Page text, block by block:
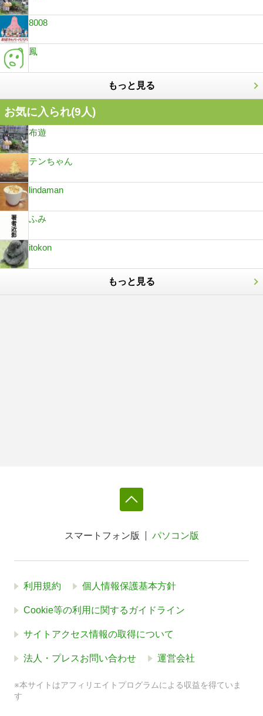
8008
鳳
もっと見る
お気に入られ(9人)
布遊
テンちゃん
lindaman
ふみ
itokon
もっと見る
スマートフォン版 パソコン版
利用規約 個人情報保護基本方針
Cookie等の利用に関するガイドライン
サイトアクセス情報の取得について
法人・プレスお問い合わせ 運営会社
※本サイトはアフィリエイトプログラムによる収益を得ていま
す